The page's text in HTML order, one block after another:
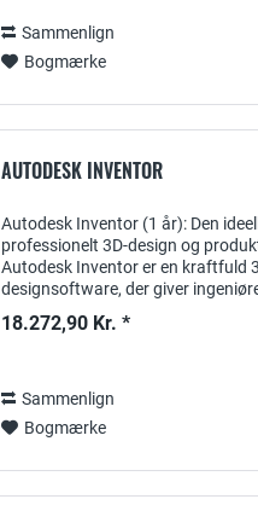
Sammenlign
Bogmærke
AUTODESK INVENTOR
Autodesk Inventor (1 år): Den
professionelt 3D-design og
Autodesk Inventor er en kraftfuld
designsoftware, der giver
skabe præcise...
18.272,90 Kr. *
Sammenlign
Bogmærke